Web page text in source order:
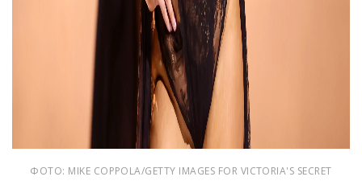
ФОТО: MIKE COPPOLA/GETTY IMAGES FOR VICTORIA'S SECRET